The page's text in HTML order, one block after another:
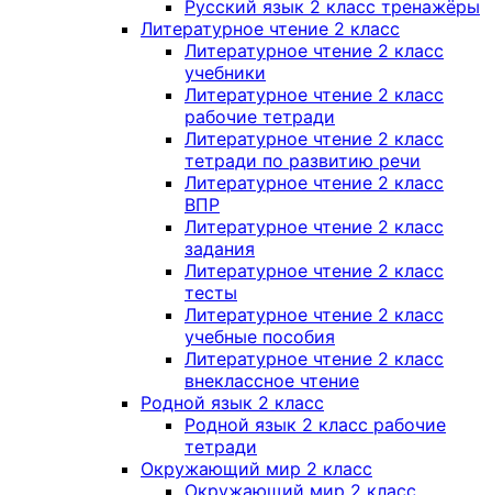
Русский язык 2 класс тренажёры
Литературное чтение 2 класс
Литературное чтение 2 класс
учебники
Литературное чтение 2 класс
рабочие тетради
Литературное чтение 2 класс
тетради по развитию речи
Литературное чтение 2 класс
ВПР
Литературное чтение 2 класс
задания
Литературное чтение 2 класс
тесты
Литературное чтение 2 класс
учебные пособия
Литературное чтение 2 класс
внеклассное чтение
Родной язык 2 класс
Родной язык 2 класс рабочие
тетради
Окружающий мир 2 класс
Окружающий мир 2 класс